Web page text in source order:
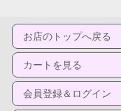
お店のトップへ戻る
カートを見る
会員登録＆ログイン